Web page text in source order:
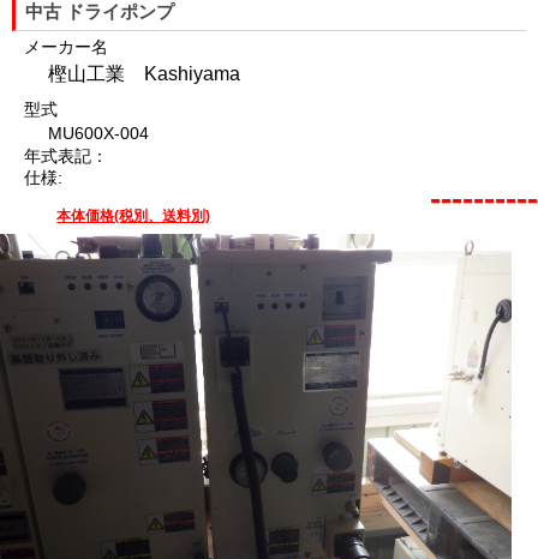
中古 ドライポンプ
メーカー名
樫山工業 Kashiyama
型式
MU600X-004
年式表記：
仕様:
本体価格(税別、送料別) ----------